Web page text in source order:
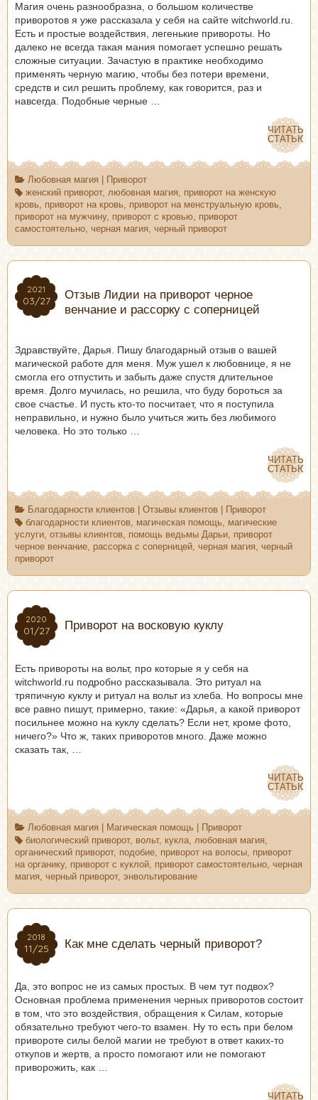
Магия очень разнообразна, о большом количестве
приворотов я уже рассказала у себя на сайте witchworld.ru.
Есть и простые воздействия, легенькие привороты. Но
далеко не всегда такая мания помогает успешно решать
сложные ситуации. Зачастую в практике необходимо
применять черную магию, чтобы без потери времени,
средств и сил решить проблему, как говорится, раз и
навсегда. Подобные черные …
ЧИТАТЬ
СТАТЬЮ
ЧИТАТЬ
СТАТЬЮ
Любовная магия
Приворот
женский приворот, любовная магия, приворот на женскую
кровь, приворот на кровь, приворот на менструальную кровь,
приворот на мужчину, приворот с кровью, приворот
самостоятельно, черная магия, черный приворот
2021
03/27
2021
03/27
Отзыв Лидии на приворот черное
венчание и рассорку с соперницей
Здравствуйте, Дарья. Пишу благодарный отзыв о вашей
магической работе для меня. Муж ушел к любовнице, я не
смогла его отпустить и забыть даже спустя длительное
время. Долго мучилась, но решила, что буду бороться за
свое счастье. И пусть кто-то посчитает, что я поступила
неправильно, и нужно было учиться жить без любимого
человека. Но это только …
ЧИТАТЬ
СТАТЬЮ
ЧИТАТЬ
СТАТЬЮ
Благодарности клиентов| Отзывы клиентов|
Приворот
благодарности клиентов, магическая помощь
магические
услуги отзывы клиентов помощь ведьмы Дарьи
приворот
черное венчание
рассорка с соперницей черная магия
черный
приворот
2020
01/27
2020
01/27 Приворот на восковую куклу
Есть привороты на вольт, про которые я у себя на
witchworld.ru подробно рассказывала. Это ритуал на
тряпичную куклу и ритуал на вольт из хлеба. Но вопросы мне
все равно пишут, примерно, такие: «Дарья, а какой приворот
посильнее можно на куклу сделать? Если нет, кроме фото,
ничего?» Что ж, таких приворотов много. Даже можно
сказать так, …
ЧИТАТЬ
СТАТЬЮ
ЧИТАТЬ
СТАТЬЮ
Любовная магия Магическая помощь
Приворот
биологический приворот, вольт, кукла, любовная магия,
органический приворот, подобие, приворот на волосы, приворот
на органику, приворот с куклой, приворот самостоятельно, черная
магия, черный приворот, энвольтирование
2018
11/25
2018
11/25 Как мне сделать черный приворот?
Да, это вопрос не из самых простых. В чем тут подвох?
Основная проблема применения черных приворотов состоит
в том, что это воздействия, обращения к Силам, которые
обязательно требуют чего-то взамен. Ну то есть при белом
привороте силы белой магии не требуют в ответ каких-то
откупов и жертв, а просто помогают или не помогают
приворожить, как …
ЧИТАТЬ
ЧИТАТЬ